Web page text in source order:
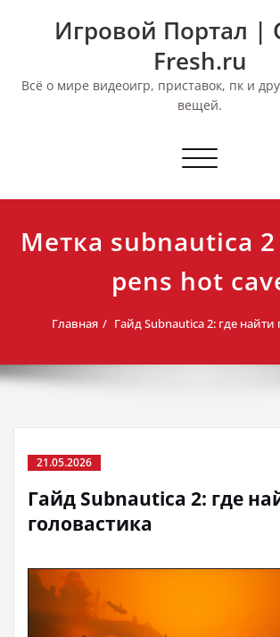
Игровой Портал |
Fresh.ru
Всё о мире видеоигр, приставок, пк и
вещей.
Переключить
Метка subnautica
pens hot
Главная Гайд Subnautica 2: где найти
21.05.2026
Гайд Subnautica 2: где
головастика